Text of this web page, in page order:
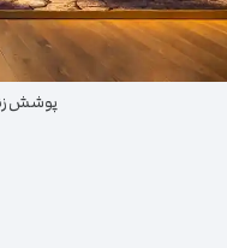
پوشش